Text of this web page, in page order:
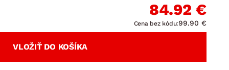
84.92 €
Cena bez kódu:99.90 €
VLOŽIŤ DO KOŠÍKA